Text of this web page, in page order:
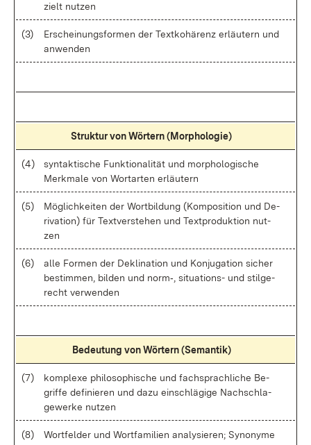
zielt nut­zen
(3)
Er­schei­nungs­for­men der Text­ko­hä­renz er­läu­tern und
an­wen­den
Struk­tur von Wör­tern (Mor­pho­lo­gie)
(4)
syn­tak­ti­sche Funk­tio­na­li­tät und mor­pho­lo­gi­sche
Merk­ma­le von Wort­ar­ten er­läu­tern
(5)
Mög­lich­kei­ten der Wort­bil­dung (Kom­po­si­ti­on und De­
ri­va­ti­on) für Text­ver­ste­hen und Text­pro­duk­ti­on nut­
zen
(6)
al­le For­men der De­kli­na­ti­on und Kon­ju­ga­ti­on si­cher
be­stim­men, bil­den und norm‑, si­tua­ti­ons- und stil­ge­
recht ver­wen­den
Be­deu­tung von Wör­tern (Se­man­tik)
(7)
kom­ple­xe phi­lo­so­phi­sche und fach­sprach­li­che Be­
grif­fe de­fi­nie­ren und da­zu ein­schlä­gi­ge Nach­schla­
ge­wer­ke nut­zen
(8)
Wort­fel­der und Wort­fa­mi­li­en ana­ly­sie­ren; Syn­ony­me